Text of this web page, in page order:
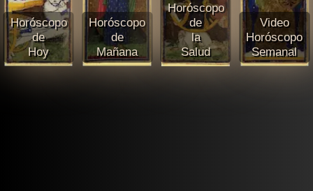
Horóscopo
de
Hoy
Horóscopo
de
Mañana
Horóscopo
de
la
Salud
Video
Horóscopo
Semanal